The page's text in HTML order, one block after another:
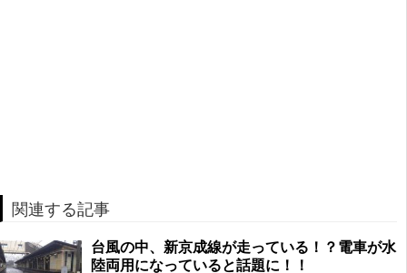
関連する記事
台風の中、新京成線が走っている！？電車が水
陸両用になっていると話題に！！